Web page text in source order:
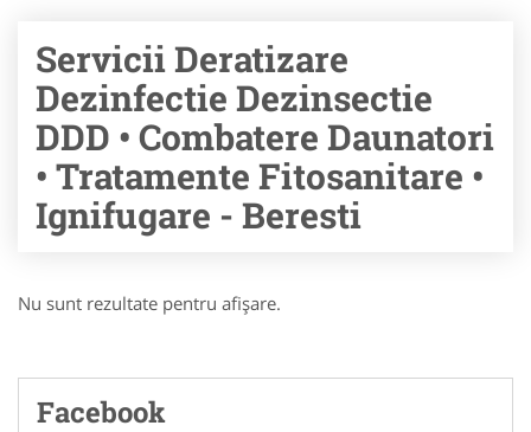
Servicii Deratizare
Dezinfectie Dezinsectie
DDD • Combatere Daunatori
• Tratamente Fitosanitare •
Ignifugare - Beresti
Nu sunt rezultate pentru afişare.
Facebook